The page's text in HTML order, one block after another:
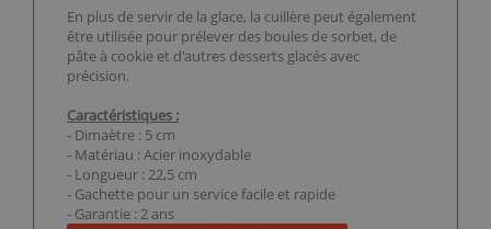
En plus de servir de la glace, la cuillère peut également
être utilisée pour prélever des boules de sorbet, de
pâte à cookie et d'autres desserts glacés avec
précision.
Caractéristiques :
- Dimaètre : 5 cm
- Matériau : Acier inoxydable
- Longueur : 22,5 cm
- Gachette pour un service facile et rapide
- Garantie : 2 ans